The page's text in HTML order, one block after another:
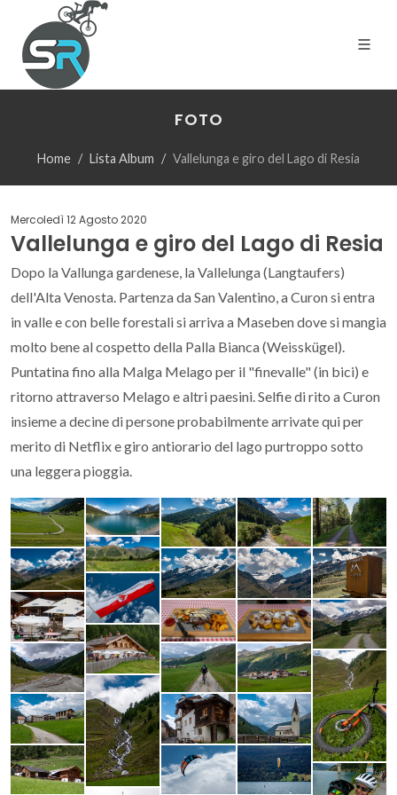
FOTO
Home Lista Album Vallelunga e giro del Lago di Resia
Mercoledì 12 Agosto 2020
Vallelunga e giro del Lago di Resia
Dopo la Vallunga gardenese, la Vallelunga (Langtaufers)
dell'Alta Venosta. Partenza da San Valentino, a Curon si entra
in valle e con belle forestali si arriva a Maseben dove si mangia
molto bene al cospetto della Palla Bianca (Weisskügel).
Puntatina fino alla Malga Melago per il "finevalle" (in bici) e
ritorno attraverso Melago e altri paesini. Selfie di rito a Curon
insieme a decine di persone probabilmente arrivate qui per
merito di Netflix e giro antiorario del lago purtroppo sotto
una leggera pioggia.